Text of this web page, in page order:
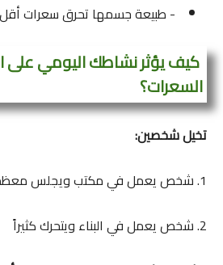
- طبيعة جسمها تحرق سعرات أقل
كيف يؤثر نشاطك اليومي على
السعرات؟
تخيل شخصين:
1. شخص يعمل في مكتب ويجلس معظم اليوم
2. شخص يعمل في البناء ويتحرك كثيراً